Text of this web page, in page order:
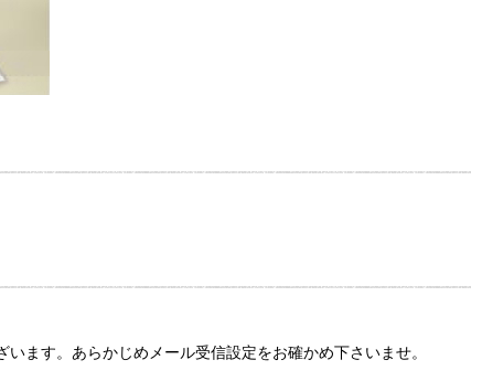
ます。あらかじめメール受信設定をお確かめ下さいませ。